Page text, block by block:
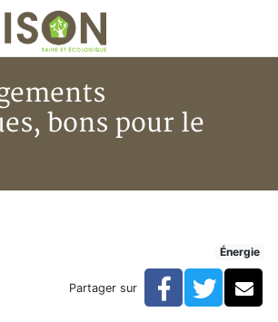
bons pour le
climatiques, bons pour le Québec?
climatiques,
Énergie
Partager sur Facebook